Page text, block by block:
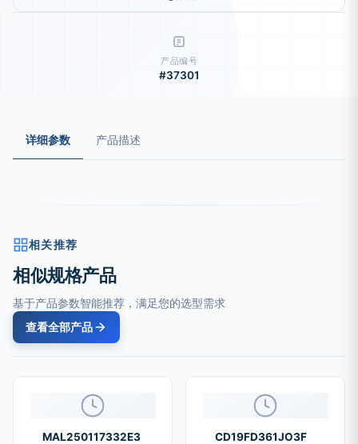
产品编号
#37301
详细参数 产品描述
相关推荐
相似规格产品
基于产品参数智能推荐，满足您的选型需求
查看全部产品
MAL250117332E3 CD19FD361JO3F